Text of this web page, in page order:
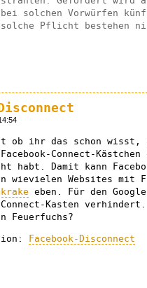
solchen Vorwürfen
Pflicht bestehen
ob ihr das schon wisst,
Connect-
habt. Damit kann
wievielen Websites mit
eben. Für den
Connect-Kasten
Feuerfuchs?
Facebook-Disconnect